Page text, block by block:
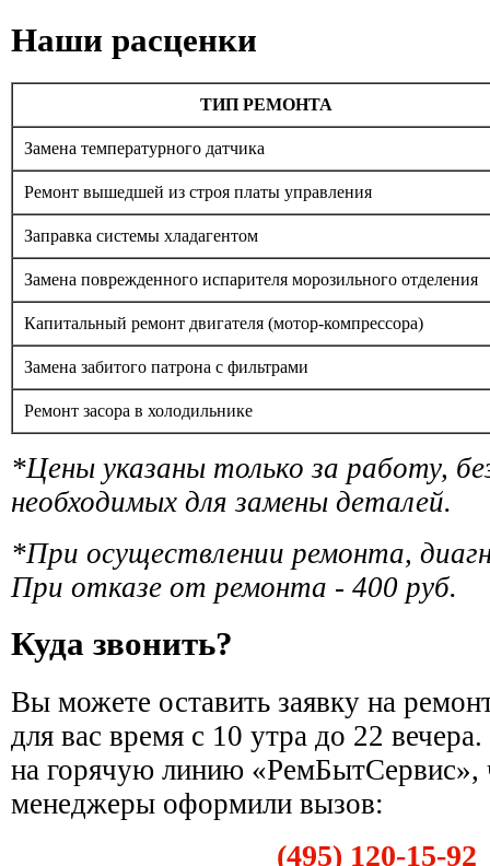
Наши расценки
ТИП РЕМОНТА
Замена температурного датчика
Ремонт вышедшей из строя платы управления
Заправка системы хладагентом
Замена поврежденного испарителя морозильного отделения
Капитальный ремонт двигателя (мотор-компрессора)
Замена забитого патрона с фильтрами
Ремонт засора в холодильнике
*Цены указаны только за работу,
необходимых для замены деталей.
*При осуществлении ремонта,
При отказе от ремонта - 400 руб.
Куда звонить?
Вы можете оставить заявку на
для вас время с 10 утра до 22
на горячую линию
менеджеры оформили вызов:
(495) 120-15-92